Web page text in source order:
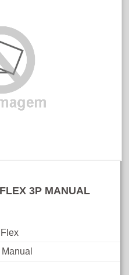
3P MANUAL
Flex
Manual